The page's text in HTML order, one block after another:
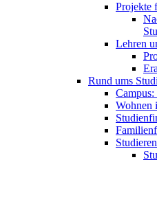
Projekte
Lehren
Rund ums
Campus:
Wohnen